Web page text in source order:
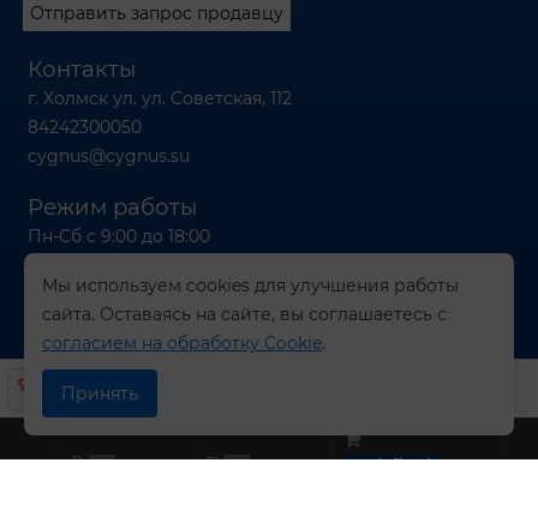
Отправить запрос продавцу
Контакты
г. Холмск ул. ул. Советская, 112
84242300050
cygnus@cygnus.su
Режим работы
Пн-Сб с 9:00 до 18:00
0 0 undefined
Мы используем cookies для улучшения работы
сайта. Оставаясь на сайте, вы соглашаетесь с
согласием на обработку Cookie.
Принять